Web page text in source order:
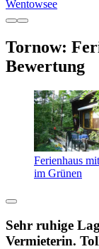
Wentowsee
Tornow:
Bewertung
Ferienhaus
im Grünen
Sehr ruhige
Vermieterin.